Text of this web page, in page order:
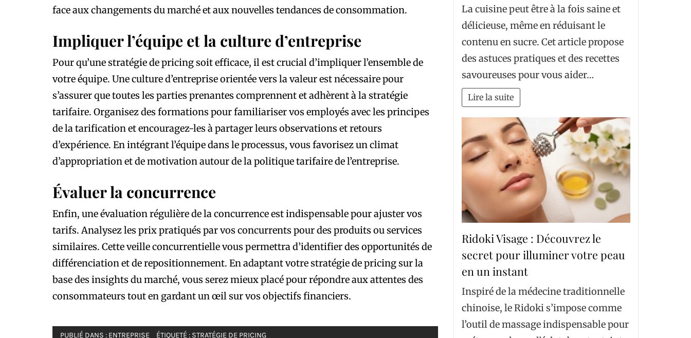
face aux changements du marché et aux nouvelles tendances de consommation.
Impliquer l’équipe et la culture d’entreprise
Pour qu’une stratégie de pricing soit efficace, il est crucial d’impliquer l’ensemble de
votre équipe. Une culture d’entreprise orientée vers la valeur est nécessaire pour
s’assurer que toutes les parties prenantes comprennent et adhèrent à la stratégie
tarifaire. Organisez des formations pour familiariser vos employés avec les principes
de la tarification et encouragez-les à partager leurs observations et retours
d’expérience. En intégrant l’équipe dans le processus, vous favorisez un climat
d’appropriation et de motivation autour de la politique tarifaire de l’entreprise.
Évaluer la concurrence
Enfin, une évaluation régulière de la concurrence est indispensable pour ajuster vos
tarifs. Analysez les prix pratiqués par vos concurrents pour des produits ou services
similaires. Cette veille concurrentielle vous permettra d’identifier des opportunités de
différenciation et de repositionnement. En adaptant votre stratégie de pricing sur la
base des insights du marché, vous serez mieux placé pour répondre aux attentes des
consommateurs tout en gardant un œil sur vos objectifs financiers.
PUBLIÉ DANS : ENTREPRISE ÉTIQUETÉ : STRATÉGIE DE PRICING
La cuisine peut être à la fois saine et
délicieuse, même en réduisant le
contenu en sucre. Cet article propose
des astuces pratiques et des recettes
savoureuses pour vous aider…
Lire la suite
Ridoki Visage : Découvrez le
secret pour illuminer votre peau
en un instant
Inspiré de la médecine traditionnelle
chinoise, le Ridoki s’impose comme
l’outil de massage indispensable pour